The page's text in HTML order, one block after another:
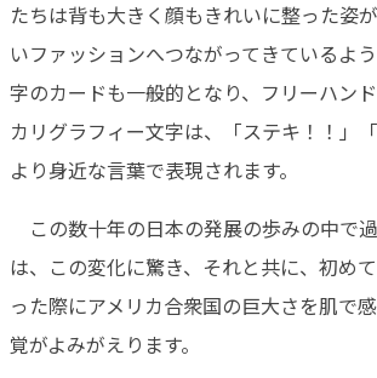
たちは背も大きく顔もきれいに整った姿
いファッションへつながってきているよ
字のカードも一般的となり、フリーハン
カリグラフィー文字は、「ステキ！！」
より身近な言葉で表現されます。
この数十年の日本の発展の歩みの中で
は、この変化に驚き、それと共に、初め
った際にアメリカ合衆国の巨大さを肌で
覚がよみがえります。